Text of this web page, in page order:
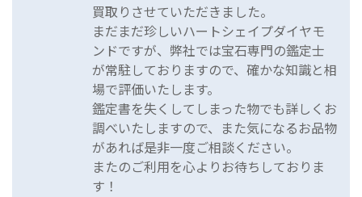
買取りさせていただきました。
まだまだ珍しいハートシェイプダイヤモ
ンドですが、弊社では宝石専門の鑑定士
が常駐しておりますので、確かな知識と相
場で評価いたします。
鑑定書を失くしてしまった物でも詳しくお
調べいたしますので、また気になるお品物
があれば是非一度ご相談ください。
またのご利用を心よりお待ちしておりま
す！